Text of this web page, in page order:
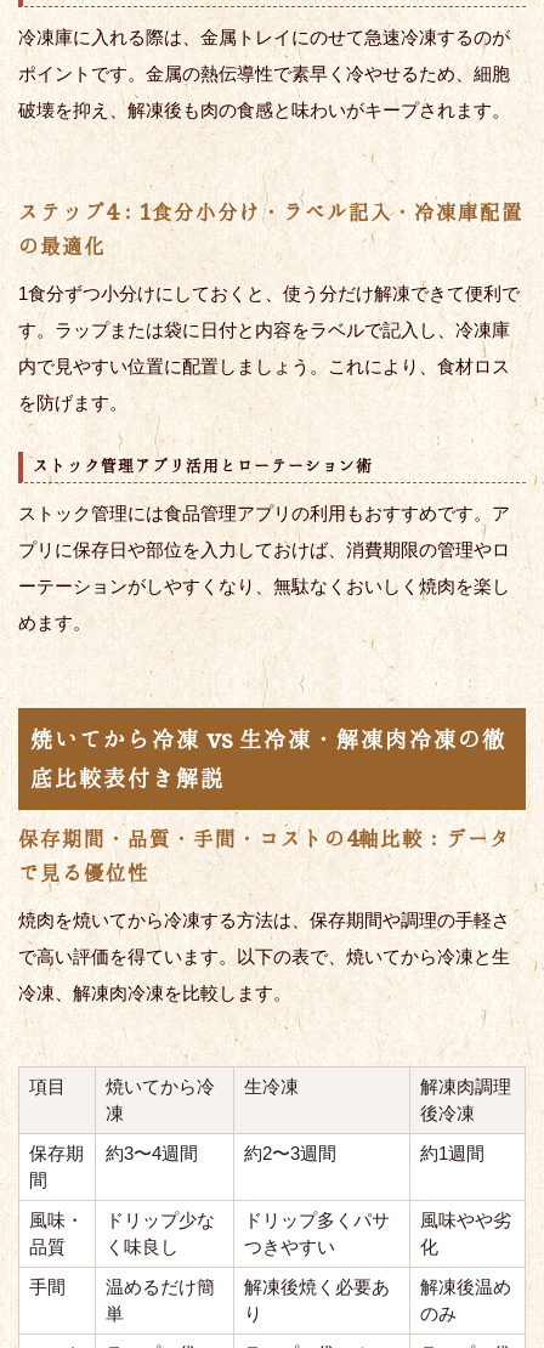
冷凍庫に入れる際は、金属トレイにのせて急速冷凍するのが
ポイントです。金属の熱伝導性で素早く冷やせるため、細胞
破壊を抑え、解凍後も肉の食感と味わいがキープされます。
ステップ4：1食分小分け・ラベル記入・冷凍庫配置
の最適化
1食分ずつ小分けにしておくと、使う分だけ解凍できて便利で
す。ラップまたは袋に日付と内容をラベルで記入し、冷凍庫
内で見やすい位置に配置しましょう。これにより、食材ロス
を防げます。
ストック管理アプリ活用とローテーション術
ストック管理には食品管理アプリの利用もおすすめです。ア
プリに保存日や部位を入力しておけば、消費期限の管理やロ
ーテーションがしやすくなり、無駄なくおいしく焼肉を楽し
めます。
焼いてから冷凍 vs 生冷凍・解凍肉冷凍の徹
底比較表付き解説
保存期間・品質・手間・コストの4軸比較：データ
で見る優位性
焼肉を焼いてから冷凍する方法は、保存期間や調理の手軽さ
で高い評価を得ています。以下の表で、焼いてから冷凍と生
冷凍、解凍肉冷凍を比較します。
項目
焼いてから冷
凍
生冷凍
解凍肉調理
後冷凍
保存期
間
約3〜4週間 約2〜3週間 約1週間
風味・
品質
ドリップ少な
く味良し
ドリップ多くパサ
つきやすい
風味やや劣
化
手間
温めるだけ簡
単
解凍後焼く必要あ
り
解凍後温め
のみ